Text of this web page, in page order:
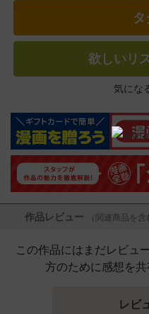
欲しいリ
気にな
作品レビュー （関連商品を含
この作品にはまだレビュ
方のために感想を
レビ